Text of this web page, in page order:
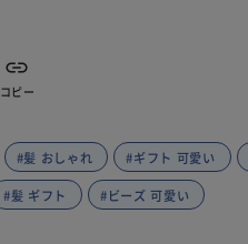
コピー
#髪 おしゃれ #ギフト 可愛い
#髪 ギフト #ビーズ 可愛い